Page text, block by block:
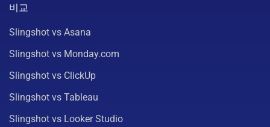
비교
Slingshot vs Asana
Slingshot vs Monday.com
Slingshot vs ClickUp
Slingshot vs Tableau
Slingshot vs Looker Studio